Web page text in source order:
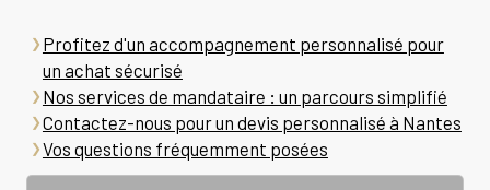
Profitez d'un accompagnement personnalisé pour
un achat sécurisé
Nos services de mandataire : un parcours simplifié
Contactez-nous pour un devis personnalisé à Nantes
Vos questions fréquemment posées